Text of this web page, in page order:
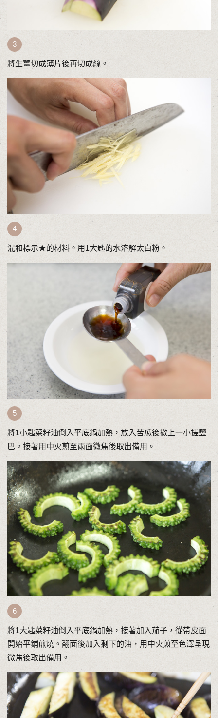
將生薑切成薄片後再切成絲。
混和標示★的材料。用1大匙的水溶解太白粉。
將1小匙菜籽油倒入平底鍋加熱，放入苦瓜後撒上一小搓鹽
巴。接著用中火煎至兩面微焦後取出備用。
將1大匙菜籽油倒入平底鍋加熱，接著加入茄子，從帶皮面
開始平鋪煎燒。翻面後加入剩下的油，用中火煎至色澤呈現
微焦後取出備用。